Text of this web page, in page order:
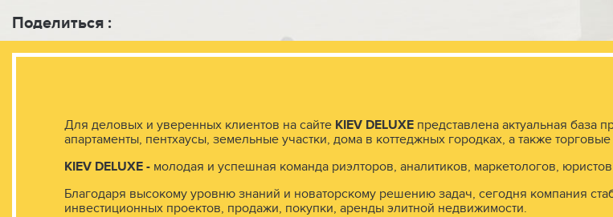
Поделиться :
Для деловых и уверенных клиентов на сайте KIEV DELUXE представлена актуальная база
апартаменты, пентхаусы, земельные участки, дома в коттеджных городках, а также
KIEV DELUXE - молодая и успешная команда риэлторов, аналитиков, маркетологов,
Благодаря высокому уровню знаний и новаторскому решению задач, сегодня компания
инвестиционных проектов, продажи, покупки, аренды элитной недвижимости.